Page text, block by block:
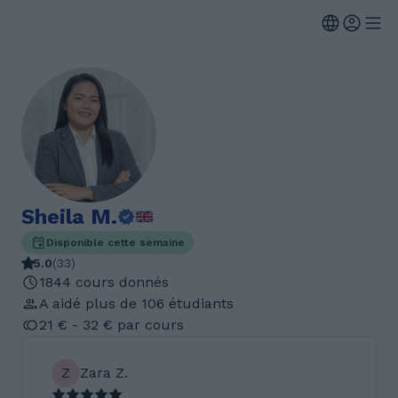
Sheila M.
Disponible cette semaine
5.0(33)
1844 cours donnés
A aidé plus de 106 étudiants
21 € - 32 € par cours
Z Zara Z.